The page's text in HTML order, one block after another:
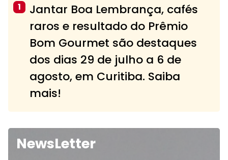
1
Jantar Boa Lembrança, cafés
raros e resultado do Prêmio
Bom Gourmet são destaques
dos dias 29 de julho a 6 de
agosto, em Curitiba. Saiba
mais!
NewsLetter